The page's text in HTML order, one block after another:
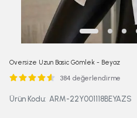
Oversize Uzun Basic Gömlek - Beyaz
384 değerlendirme
Ürün Kodu: ARM-22Y001118BEYAZS